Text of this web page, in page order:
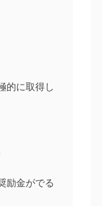
的に取得し
励金がでる